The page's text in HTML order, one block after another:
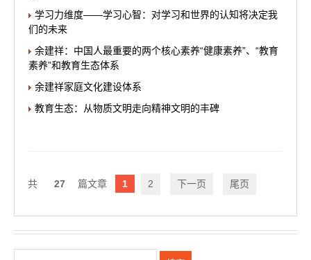
学习力维度——学习心智：对学习和世界的认知将决定我
们的未来
余建祥：中国人最重要的两个核心素养“健康素养”、“教育
素养”和教育生态体系
余建祥家庭文化建设体系
教育生态：从物质文明走向精神文明的丰碑
27 1 2 下一页 尾页